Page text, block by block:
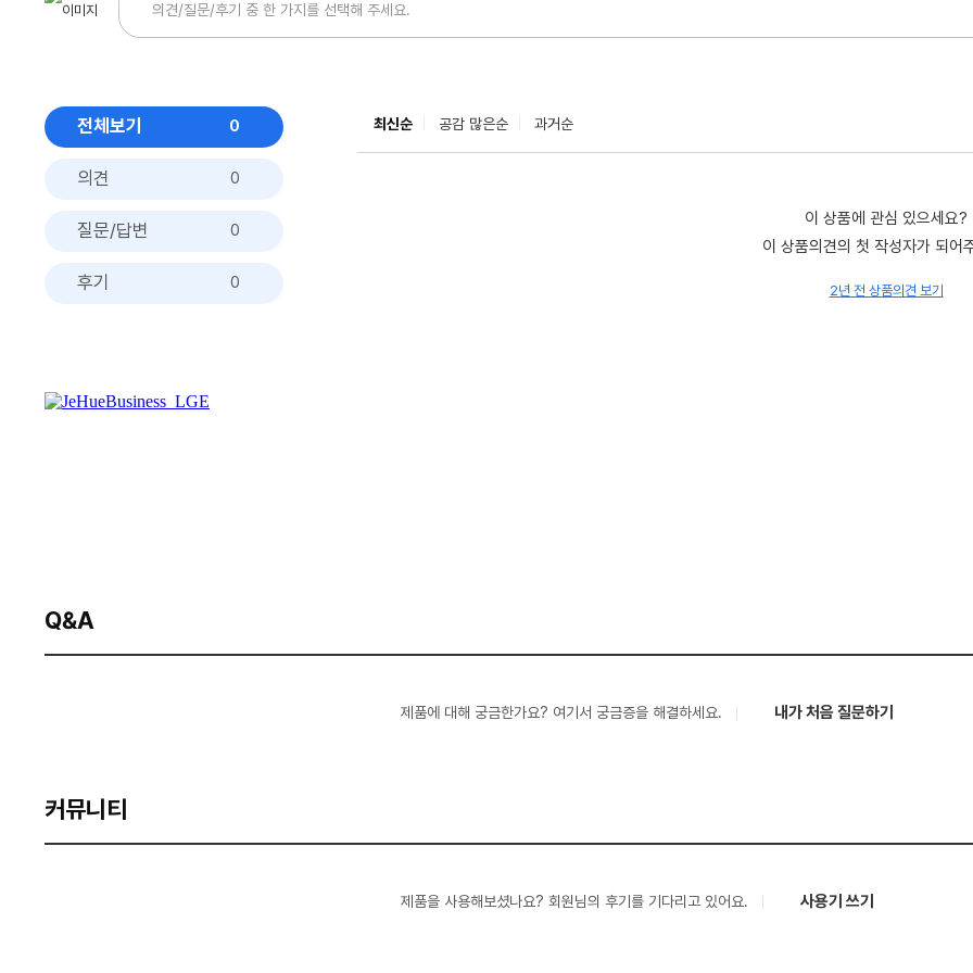
전체보기 0
의견 0
질문/답변 0
후기 0
최신순 공감 많은순 과거순
이 상품에 관심 있으세요?
이 상품의견의 첫 작성자가 되어
2년 전 상품의견 보기
Q&A
제품에 대해 궁금한가요? 여기서 궁금증을 해결하세요. 내가 처음 질문하기
커뮤니티
제품을 사용해보셨나요? 회원님의 후기를 기다리고 있어요. 사용기 쓰기